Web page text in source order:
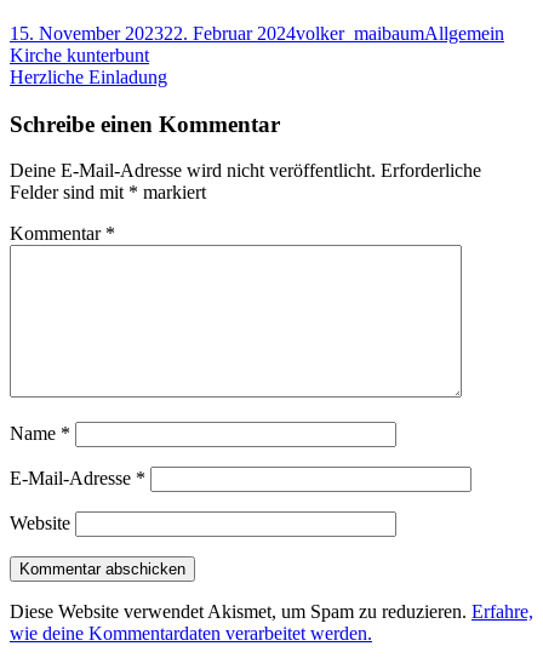
Veröffentlicht
am
15. November 202322. Februar 2024Autor
volker_maibaumKategorien
Allgemein
Beitragsnavigation
Vorheriger
Beitrag:
Kirche kunterbunt
Nächster
Herzliche Einladung
Schreibe einen Kommentar
Deine E-Mail-Adresse wird nicht veröffentlicht. Erforderliche
Felder sind mit * markiert
Kommentar *
Name *
E-Mail-Adresse *
Website
Diese Website verwendet Akismet, um Spam zu reduzieren. Erfahre,
wie deine Kommentardaten verarbeitet werden.